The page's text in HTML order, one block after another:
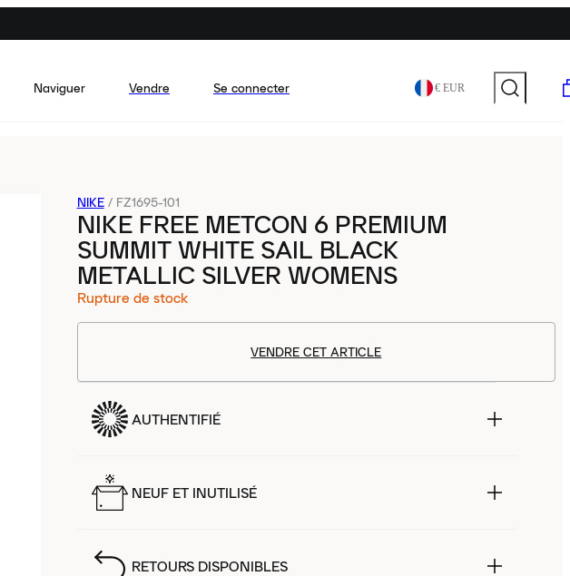
Naviguer Vendre Se connecter € EUR
NIKE / FZ1695-101
NIKE FREE METCON 6 PREMIUM
SUMMIT WHITE SAIL BLACK
METALLIC SILVER WOMENS
Rupture de stock
VENDRE CET ARTICLE
AUTHENTIFIÉ
NEUF ET INUTILISÉ
RETOURS DISPONIBLES